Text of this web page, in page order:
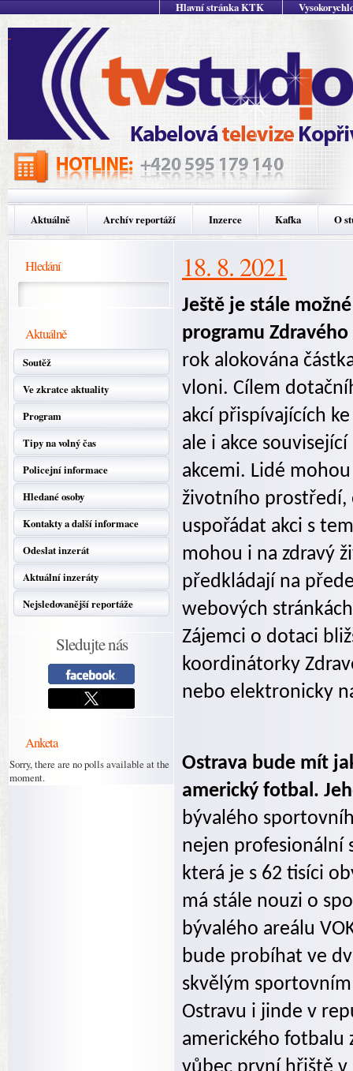
Hlavní stránka KTK
Aktuálně Archív reportáží Inzerce Kafka O
Hledání
Aktuálně
Soutěž
Ve zkratce aktuality
Program
Tipy na volný čas
Policejní informace
Hledané osoby
Kontakty a další informace
Odeslat inzerát
Aktuální inzeráty
Nejsledovanější reportáže
Sledujte nás
Anketa
Sorry, there are no polls available at the
moment.
18. 8. 2021
Ještě je stále
programu
rok alokována
vloni. Cílem
akcí přispívajících
ale i akce
akcemi. Lidé
životního prostředí,
uspořádat akci s
mohou i na zdravý
předkládají na
webových
Zájemci o dotaci
koordinátorky
nebo elektronicky
Ostrava bude mít
americký fotbal.
bývalého
nejen profesionální
která je s 62 tisíci
má stále nouzi o
bývalého areálu
bude probíhat ve
skvělým
Ostravu i jinde v
amerického fotbalu